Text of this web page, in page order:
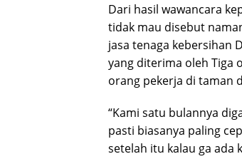
Dari hasil wawancara
tidak mau disebut
jasa tenaga kebersihan
yang diterima oleh Tiga
orang pekerja di taman
“Kami satu bulannya
pasti biasanya paling
setelah itu kalau ga ada